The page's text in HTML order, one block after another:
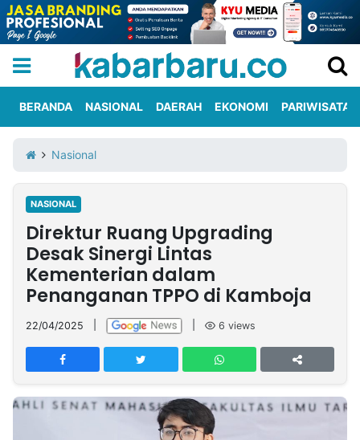
Iklan
Berita
Kami
Nasional
International
Olahraga
Entertainment
Daerah
Pariwisata
Kuliner
Kolom
Network
PT
TREETAN
MULTIMEDIA
INDONESIA
BERANDA NASIONAL DAERAH EKONOMI PARIWISATA
Nasional
NASIONAL
Direktur Ruang Upgrading
Desak Sinergi Lintas
Kementerian dalam
Penanganan TPPO di Kamboja
22/04/2025 6 views